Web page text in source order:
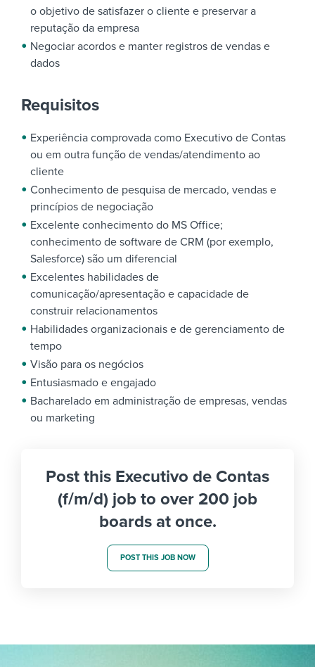
o objetivo de satisfazer o cliente e preservar a
reputação da empresa
Negociar acordos e manter registros de vendas e
dados
Requisitos
Experiência comprovada como Executivo de Contas
ou em outra função de vendas/atendimento ao
cliente
Conhecimento de pesquisa de mercado, vendas e
princípios de negociação
Excelente conhecimento do MS Office;
conhecimento de software de CRM (por exemplo,
Salesforce) são um diferencial
Excelentes habilidades de
comunicação/apresentação e capacidade de
construir relacionamentos
Habilidades organizacionais e de gerenciamento de
tempo
Visão para os negócios
Entusiasmado e engajado
Bacharelado em administração de empresas, vendas
ou marketing
Post this Executivo de Contas
(f/m/d) job to over 200 job
boards at once.
POST THIS JOB NOW